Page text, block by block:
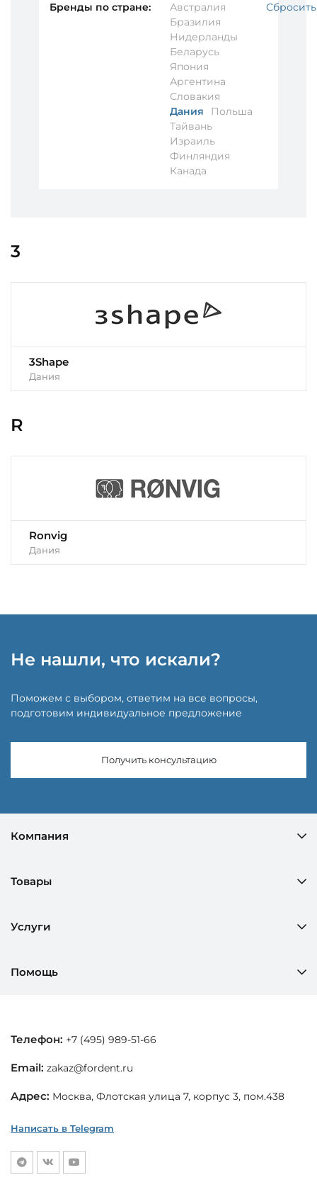
Бренды по стране:
Австралия
Бразилия
Нидерланды
Беларусь
Япония
Аргентина
Словакия
Дания
Польша
Тайвань
Израиль
Финляндия
Канада
Сбросить
3
3Shape
Дания
R
Ronvig
Дания
Не нашли, что искали?
Поможем с выбором, ответим на все вопросы,
подготовим индивидуальное предложение
Получить консультацию
Компания
Товары
Услуги
Помощь
Телефон: +7 (495) 989-51-66
Email: zakaz@fordent.ru
Адрес: Москва, Флотская улица 7, корпус 3, пом.438
Написать в Telegram